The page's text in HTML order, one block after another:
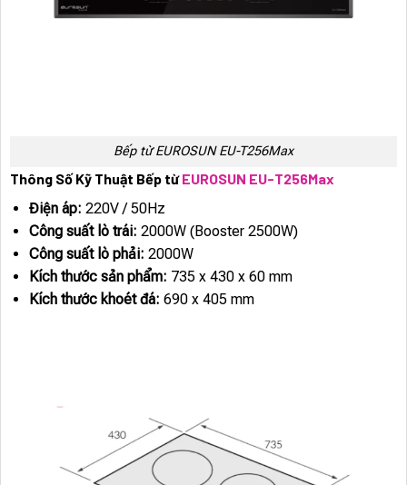
Bếp từ EUROSUN EU-T256Max
Thông Số Kỹ Thuật Bếp từEUROSUN EU-T256Max
Điện áp: 220V / 50Hz
Công suất lò trái: 2000W (Booster 2500W)
Công suất lò phải: 2000W
Kích thước sản phẩm: 735 x 430 x 60 mm
Kích thước khoét đá: 690 x 405 mm